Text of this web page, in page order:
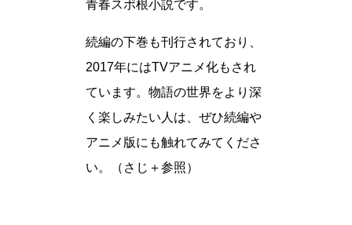
青春スポ根小説です。
続編の下巻も刊行されており、
2017年にはTVアニメ化もされ
ています。物語の世界をより深
く楽しみたい人は、ぜひ続編や
アニメ版にも触れてみてくださ
い。（さじ＋参照）